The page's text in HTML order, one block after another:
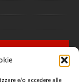
e/o accedere alle